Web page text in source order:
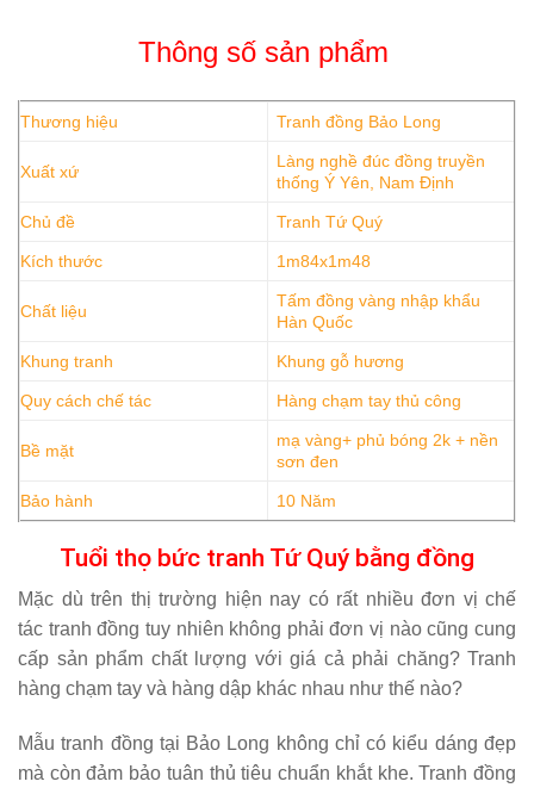
Thông số sản phẩm
Thương hiệu Tranh đồng Bảo Long
Xuất xứ
Làng nghề đúc đồng truyền
thống Ý Yên, Nam Định
Chủ đề Tranh Tứ Quý
Kích thước 1m84x1m48
Chất liệu
Tấm đồng vàng nhập khẩu
Hàn Quốc
Khung tranh Khung gỗ hương
Quy cách chế tác Hàng chạm tay thủ công
Bề mặt
mạ vàng+ phủ bóng 2k + nền
sơn đen
Bảo hành 10 Năm
Tuổi thọ bức tranh Tứ Quý bằng đồng
Mặc dù trên thị trường hiện nay có rất nhiều đơn vị chế
tác tranh đồng tuy nhiên không phải đơn vị nào cũng cung
cấp sản phẩm chất lượng với giá cả phải chăng? Tranh
hàng chạm tay và hàng dập khác nhau như thế nào?
Mẫu tranh đồng tại Bảo Long không chỉ có kiểu dáng đẹp
mà còn đảm bảo tuân thủ tiêu chuẩn khắt khe. Tranh đồng